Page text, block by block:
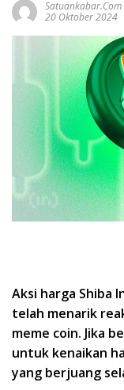
Satuankabar.com
20 Oktober 2024
Aksi harga Shiba
telah menarik
meme coin. Jika
untuk kenaikan
yang berjuang